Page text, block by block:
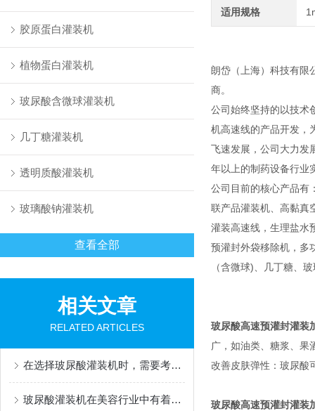
胶原蛋白灌装机
植物蛋白灌装机
玻尿酸含微球灌装机
几丁糖灌装机
透明质酸灌装机
玻璃酸钠灌装机
查看全部
相关文章
RELATED ARTICLES
在选择玻尿酸灌装机时，需要考虑以下几个因素
玻尿酸灌装机在美容行业中有着广泛的应用
适用规格
朗岱（上海）科技有限
商。
公司始终坚持的以技术
机高速线的产品开发，
飞速发展，公司大力发
年以上的制药设备行业
公司目前的核心产品有
联产品灌装机、高黏真
灌装高速线，生理盐水
预灌封外袋移除机，多
（含微球)、几丁糖、
玻尿酸高速预灌封灌装
广，如油类、糖浆、果
改善皮肤弹性：玻尿酸
玻尿酸高速预灌封灌装